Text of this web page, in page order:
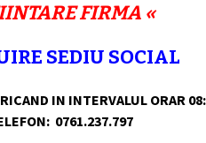
FIRMA «
SEDIU SOCIAL
IN INTERVALUL ORAR
0761.237.797